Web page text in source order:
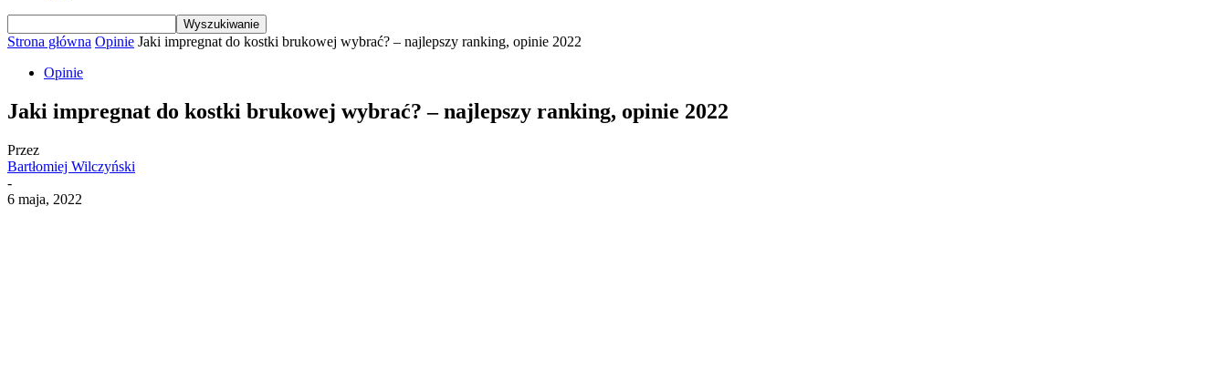
Strona główna Opinie Jaki impregnat do kostki brukowej wybrać? – najlepszy ranking, opinie 2022
Opinie
Jaki impregnat do kostki brukowej wybrać? – najlepszy ranking, opinie 2022
Przez
Bartłomiej Wilczyński
-
6 maja, 2022